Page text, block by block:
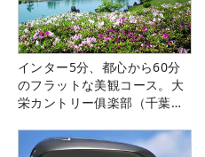
インター5分、都心から60分
のフラットな美観コース。大
栄カントリー俱楽部（千葉